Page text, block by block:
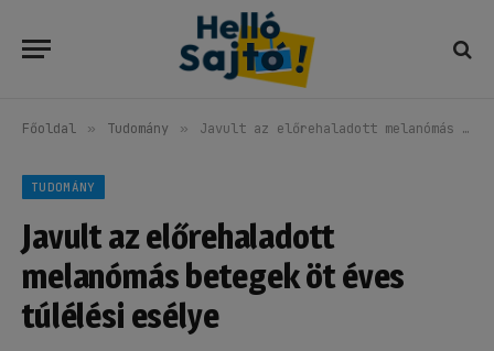
Főoldal » Tudomány » Javult az előrehaladott melanómás betegek öt éves túlélési esélye
TUDOMÁNY
Javult az előrehaladott
melanómás betegek öt éves
túlélési esélye